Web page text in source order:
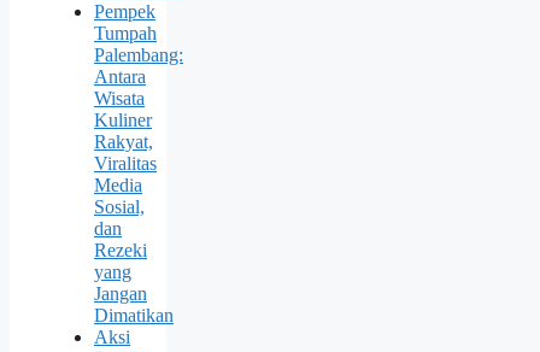
Pempek
Tumpah
Palembang:
Antara
Wisata
Kuliner
Rakyat,
Viralitas
Media
Sosial,
dan
Rezeki
yang
Jangan
Dimatikan
Aksi